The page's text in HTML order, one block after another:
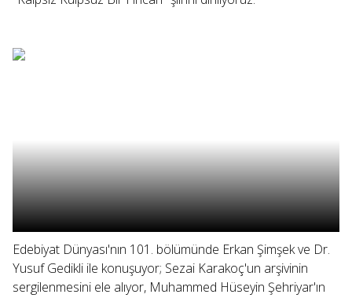
Edebiyat Dünyası'nın 101. bölümünde Erkan Şimşek ve Dr.
Yusuf Gedikli ile konuşuyor; Sezai Karakoç'un arşivinin
sergilenmesini ele alıyor, Muhammed Hüseyin Şehriyar'ın